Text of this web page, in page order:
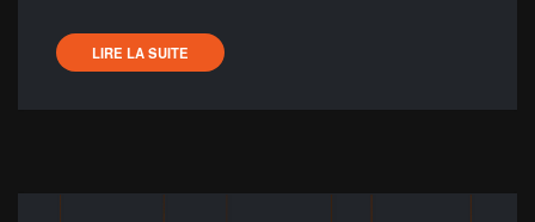
LIRE LA SUITE